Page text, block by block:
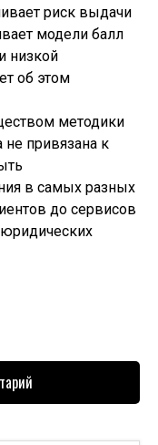
риск выдачи
модели балл
низкой
об этом
методики
не привязана к
в самых разных
до сервисов
юридических